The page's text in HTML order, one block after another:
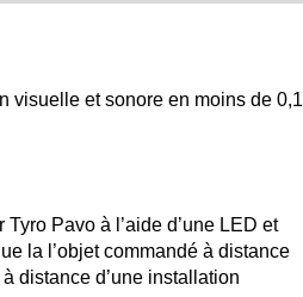
visuelle et sonore en moins de 0,1
Pavo à l’aide d’une LED et
la l’objet commandé à distance
distance d’une installation